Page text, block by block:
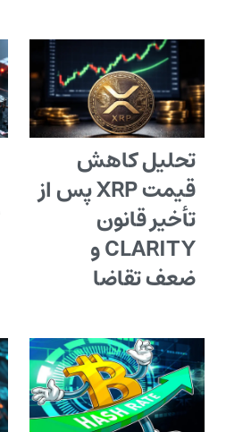
تحلیل کاهش
قیمت XRP پس از
تأخیر قانون
CLARITY و
ضعف تقاضا